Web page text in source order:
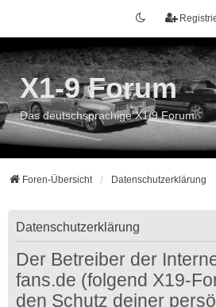
X1-9 Forum
Das deutschsprachige X1/9 Forum
Foren-Übersicht Datenschutzerklärung
Datenschutzerklärung
Der Betreiber der
fans.de (folgend X19-
den Schutz deiner